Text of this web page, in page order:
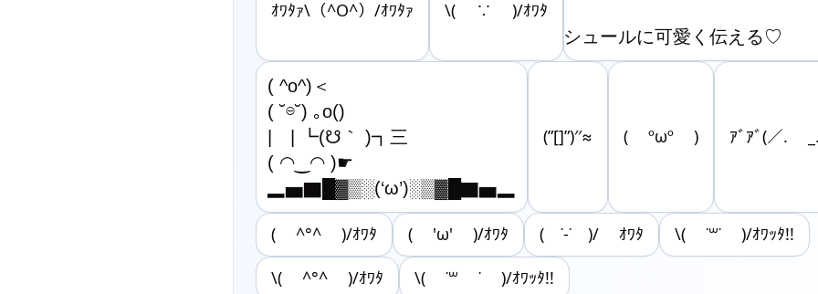
ｵﾜﾀｧ\（^О^）/ｵﾜﾀｧ \( ∵ )/ｵﾜﾀ
シュールに可愛く伝える♡
( ^o^)＜
( ˘⊖˘) ｡o()
|　| ┗(☋｀ )┓三
( ◠‿◠ )☛
▂▅▇█▓▒░(‘ω’)░▒▓█▇▅▂
(”[]”)′′≈ ( ºωº ) ｱﾞｱﾞ(／.
( ^°^ )/ｵﾜﾀ ( 'ω' )/ｵﾜﾀ ( ˙-˙ )/ ｵﾜﾀ \( ˙꒳​˙ )/ｵﾜｯﾀ!!
\( ^°^ )/ｵﾜﾀ \( ˙꒳ ˙ )/ｵﾜｯﾀ!!